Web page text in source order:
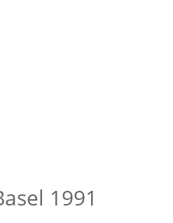
1991